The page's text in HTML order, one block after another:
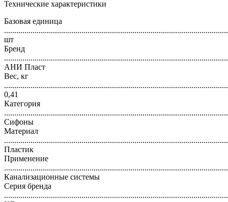
Технические характеристики
Базовая единица
шт
Бренд
АНИ Пласт
Вес, кг
0,41
Категория
Сифоны
Материал
Пластик
Применение
Канализационные системы
Серия бренда